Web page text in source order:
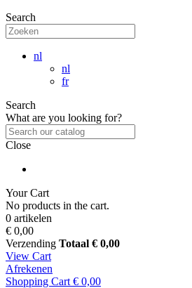
Search
nl
nl
fr
Search
What are you looking for?
Close
Your Cart
No products in the cart.
0 artikelen
€ 0,00
Verzending Totaal € 0,00
View Cart
Afrekenen
Shopping Cart € 0,00